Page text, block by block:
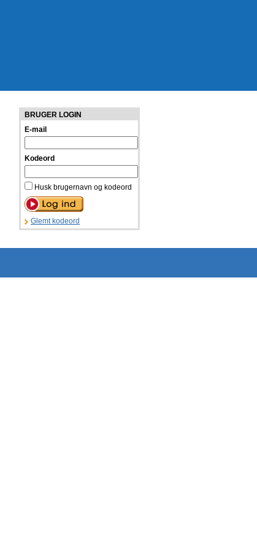
BRUGER LOGIN
E-mail
Kodeord
Husk brugernavn og kodeord
Glemt kodeord